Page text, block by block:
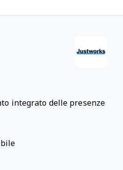
integrato delle presenze